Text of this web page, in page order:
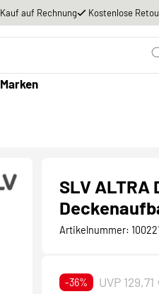
Kauf auf Rechnung Kostenlose
Marken
SLV ALTRA
Artikelnummer:
-36% UVP 129,71